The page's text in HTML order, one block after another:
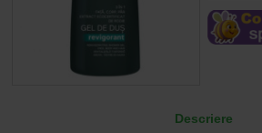
Descriere